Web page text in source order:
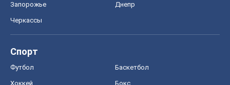
Запорожье Днепр
Черкассы
Спорт
Футбол Баскетбол
Хоккей Бокс